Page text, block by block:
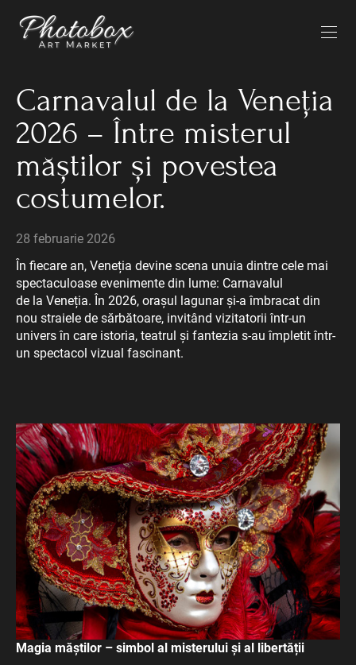
Carnavalul de la Veneția
2026 – Între misterul
măștilor și povestea
costumelor.
28 februarie 2026
În fiecare an, Veneția devine scena unuia dintre cele mai
spectaculoase evenimente din lume: Carnavalul
de la Veneția. În 2026, orașul lagunar și-a îmbracat din
nou straiele de sărbătoare, invitând vizitatorii într-un
univers în care istoria, teatrul și fantezia s-au împletit într-
un spectacol vizual fascinant.
Magia măștilor – simbol al misterului și al libertății